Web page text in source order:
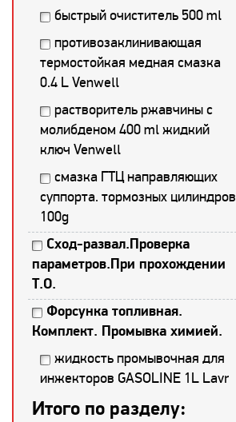
быстрый очиститель 500 ml
противозаклинивающая
термостойкая медная смазка
0.4 L Venwell
растворитель ржавчины с
молибденом 400 ml жидкий
ключ Venwell
смазка ГТЦ направляющих
суппорта. тормозных цилиндров
100g
Сход-развал.Проверка
параметров.При прохождении
Т.О.
Форсунка топливная.
Комплект. Промывка химией.
жидкость промывочная для
инжекторов GASOLINE 1L Lavr
Итого по разделу: